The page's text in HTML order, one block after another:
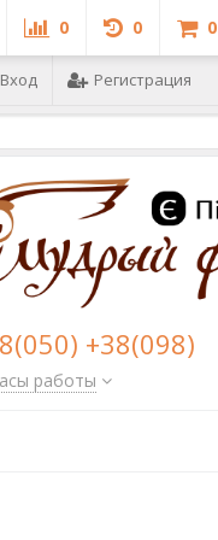
0 0 0
Вход Регистрация
+38(098)
работы